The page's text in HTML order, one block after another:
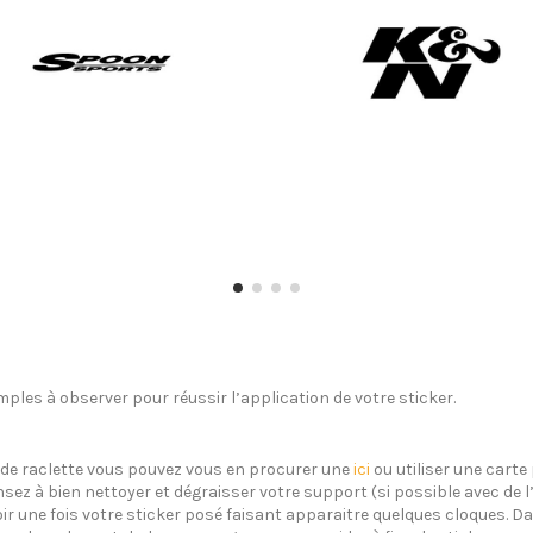
à observer pour réussir l’application de votre sticker.
raclette vous pouvez vous en procurer uneici ou utiliser une carte
à bien nettoyer et dégraisser votre support (si possible avec de
une fois votre sticker posé faisant apparaitre quelques cloques.